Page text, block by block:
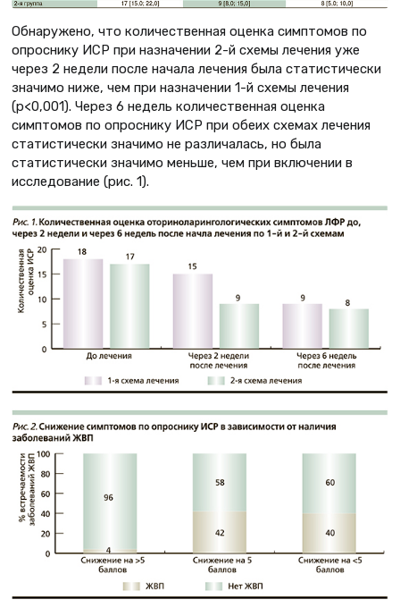
Обнаружено, что количественная оценка симптомов по
опроснику ИСР при назначении 2-й схемы лечения уже
через 2 недели после начала лечения была статистически
значимо ниже, чем при назначении 1-й схемы лечения
(р<0,001). Через 6 недель количественная оценка
симптомов по опроснику ИСР при обеих схемах лечения
статистически значимо не различалась, но была
статистически значимо меньше, чем при включении в
исследование (рис. 1).